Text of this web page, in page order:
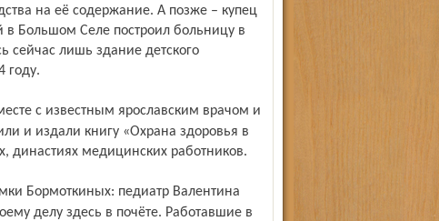
на её содержание. А позже – купец
Большом Селе по­строил больницу в
сейчас лишь здание детского
году.
и издали книгу «Охрана здоровья в
династиях медицинских работников.
делу здесь в почёте. Работавшие в